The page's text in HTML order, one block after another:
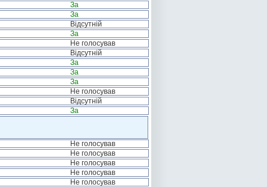
За
За
Відсутній
За
Не голосував
Відсутній
За
За
За
Не голосував
Відсутній
За
Не голосував
Не голосував
Не голосував
Не голосував
Не голосував